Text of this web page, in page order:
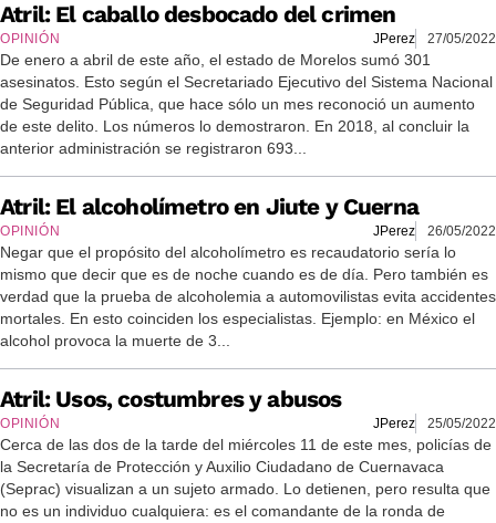
Atril: El caballo desbocado del crimen
OPINIÓN JPerez 27/05/2022
De enero a abril de este año, el estado de Morelos sumó 301
asesinatos. Esto según el Secretariado Ejecutivo del Sistema Nacional
de Seguridad Pública, que hace sólo un mes reconoció un aumento
de este delito. Los números lo demostraron. En 2018, al concluir la
anterior administración se registraron 693...
Atril: El alcoholímetro en Jiute y Cuerna
OPINIÓN JPerez 26/05/2022
Negar que el propósito del alcoholímetro es recaudatorio sería lo
mismo que decir que es de noche cuando es de día. Pero también es
verdad que la prueba de alcoholemia a automovilistas evita accidentes
mortales. En esto coinciden los especialistas. Ejemplo: en México el
alcohol provoca la muerte de 3...
Atril: Usos, costumbres y abusos
OPINIÓN JPerez 25/05/2022
Cerca de las dos de la tarde del miércoles 11 de este mes, policías de
la Secretaría de Protección y Auxilio Ciudadano de Cuernavaca
(Seprac) visualizan a un sujeto armado. Lo detienen, pero resulta que
no es un individuo cualquiera: es el comandante de la ronda de